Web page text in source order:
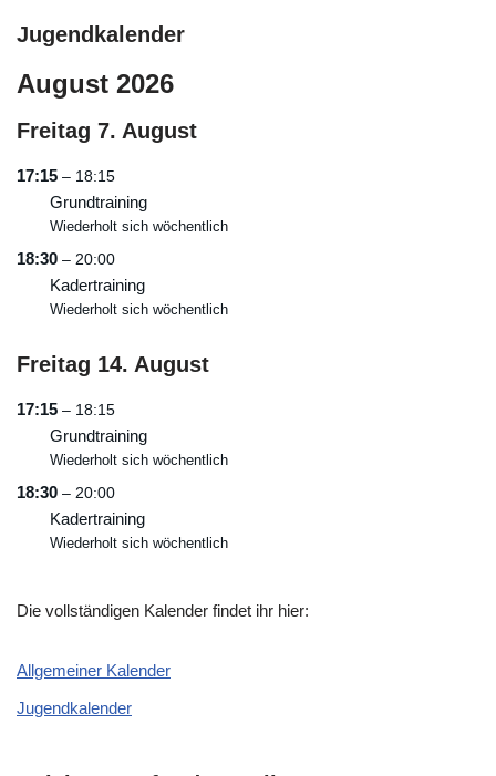
Jugendkalender
August 2026
Freitag 7. August
17:15 – 18:15
Grundtraining
Wiederholt sich wöchentlich
18:30 – 20:00
Kadertraining
Wiederholt sich wöchentlich
Freitag 14. August
17:15 – 18:15
Grundtraining
Wiederholt sich wöchentlich
18:30 – 20:00
Kadertraining
Wiederholt sich wöchentlich
Die vollständigen Kalender findet ihr hier:
Allgemeiner Kalender
Jugendkalender